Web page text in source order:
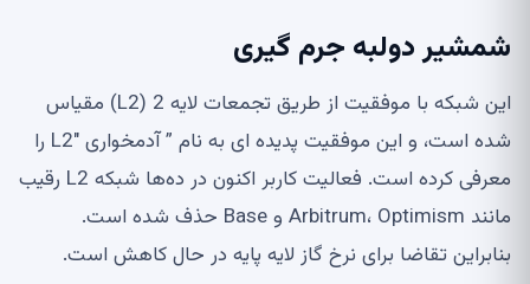
شمشیر دولبه جرم گیری
این شبکه با موفقیت از طریق تجمعات لایه 2 (L2) مقیاس
شده است، و این موفقیت پدیده ای به نام ” آدمخواری L2″ را
معرفی کرده است. فعالیت کاربر اکنون در ده‌ها شبکه L2 رقیب
مانند Arbitrum، Optimism و Base حذف شده است.
بنابراین تقاضا برای نرخ گاز لایه پایه در حال کاهش است.